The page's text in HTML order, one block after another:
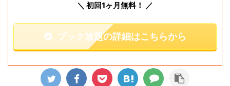
＼ 初回1ヶ月無料！ ／
ブック放題の詳細はこちらから